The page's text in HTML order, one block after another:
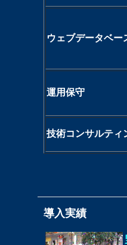
ウェブデータベー
運用保守
技術コンサルティ
導入実績